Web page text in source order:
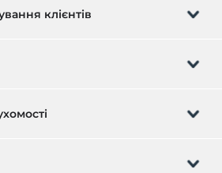
клієнтів
зараз